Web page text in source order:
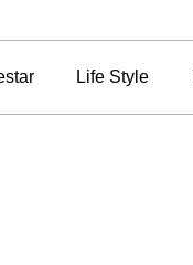
Life Style